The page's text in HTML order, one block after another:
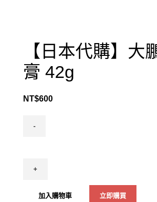
【日本代購】
膏 42g
NT$600
加入購物車 立即購買